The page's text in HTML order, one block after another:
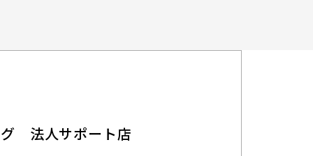
グ 法人サポート店